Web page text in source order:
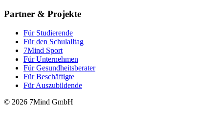
Partner & Projekte
Für Stu­die­rende
Für den Schulalltag
7Mind Sport
Für Unter­neh­men
Für Gesund­heits­be­ra­ter
Für Beschäftigte
Für Auszubildende
© 2026 7Mind GmbH